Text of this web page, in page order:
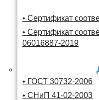
• Сертификат
• Сертификат
06016887-2019
• ГОСТ 30732-2006
• СНиП 41-02-2003